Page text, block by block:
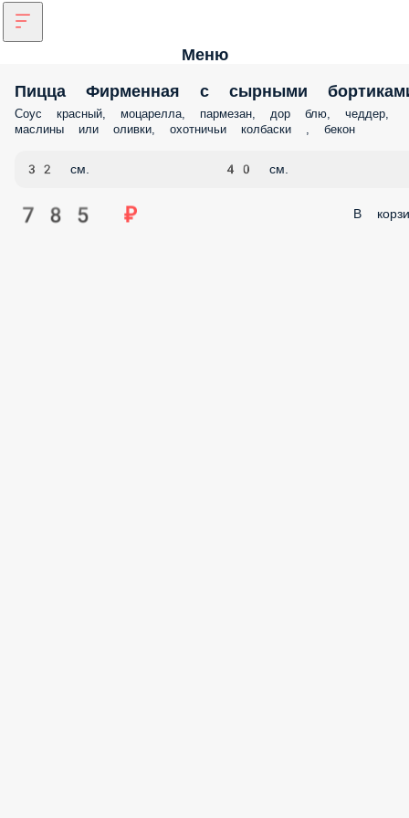
Меню
Пицца Фирменная с сырными
Соус красный, моцарелла, пармезан, дор блю, чеддер,
маслины или оливки, охотничьи колбаски , бекон
32 см. 40 см.
785 ₽ В